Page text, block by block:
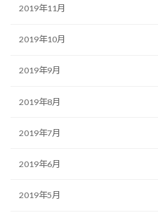
2019年11月
2019年10月
2019年9月
2019年8月
2019年7月
2019年6月
2019年5月